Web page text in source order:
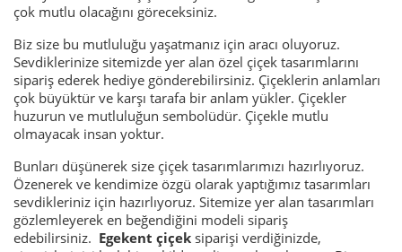
çok mutlu olacağını göreceksiniz.
Biz size bu mutluluğu yaşatmanız için aracı oluyoruz.
Sevdiklerinize sitemizde yer alan özel çiçek tasarımlarını
sipariş ederek hediye gönderebilirsiniz. Çiçeklerin anlamları
çok büyüktür ve karşı tarafa bir anlam yükler. Çiçekler
huzurun ve mutluluğun sembolüdür. Çiçekle mutlu
olmayacak insan yoktur.
Bunları düşünerek size çiçek tasarımlarımızı hazırlıyoruz.
Özenerek ve kendimize özgü olarak yaptığımız tasarımları
sevdikleriniz için hazırlıyoruz. Sitemize yer alan tasarımları
gözlemleyerek en beğendiğini modeli sipariş
edebilirsiniz. Egekent çiçek siparişi verdiğinizde,